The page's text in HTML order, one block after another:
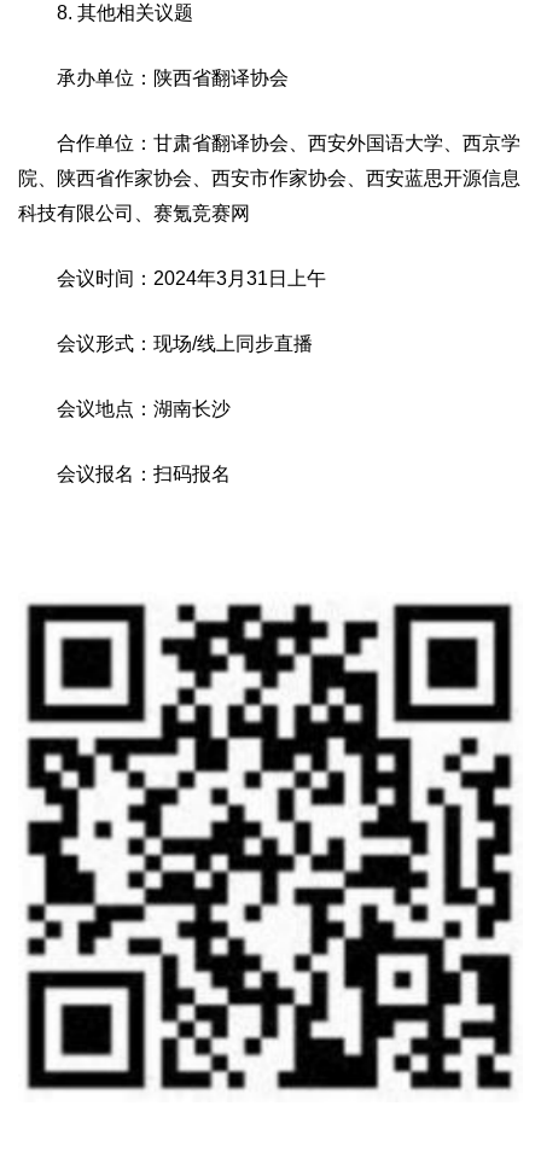
8. 其他相关议题
承办单位：陕西省翻译协会
合作单位：甘肃省翻译协会、西安外国语大学、西京学
院、陕西省作家协会、西安市作家协会、西安蓝思开源信息
科技有限公司、赛氪竞赛网
会议时间：2024年3月31日上午
会议形式：现场/线上同步直播
会议地点：湖南长沙
会议报名：扫码报名